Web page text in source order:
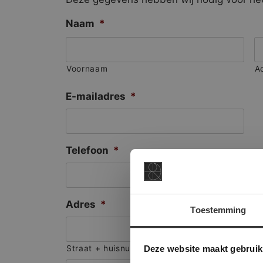
Toestemming
Deze website maakt
Naam *
Voornaam
E-mailadres *
Telefoon *
Adres *
Straat + huisnummer
Deze
onze